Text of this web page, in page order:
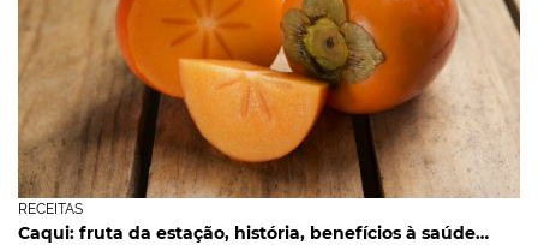
RECEITAS
Caqui: fruta da estação, história, benefícios à saúde…